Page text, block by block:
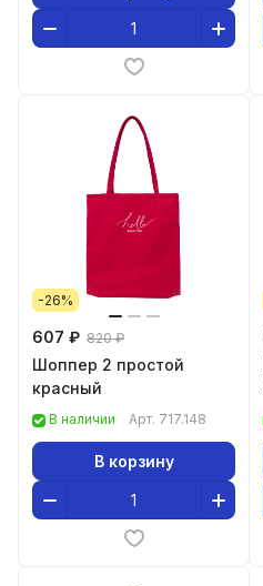
-26%
607 ₽ 820 ₽
Шоппер 2 простой
красный
В наличии Арт. 717.148
В корзину